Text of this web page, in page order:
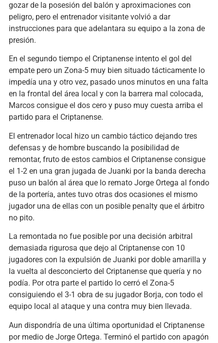
gozar de la posesión del balón y aproximaciones con
peligro, pero el entrenador visitante volvió a dar
instrucciones para que adelantara su equipo a la zona de
presión.
En el segundo tiempo el Criptanense intento el gol del
empate pero un Zona-5 muy bien situado tácticamente lo
impedía una y otro vez, pasado unos minutos en una falta
en la frontal del área local y con la barrera mal colocada,
Marcos consigue el dos cero y puso muy cuesta arriba el
partido para el Criptanense.
El entrenador local hizo un cambio táctico dejando tres
defensas y de hombre buscando la posibilidad de
remontar, fruto de estos cambios el Criptanense consigue
el 1-2 en una gran jugada de Juanki por la banda derecha
puso un balón al área que lo remato Jorge Ortega al fondo
de la portería, antes tuvo otras dos ocasiones el mismo
jugador una de ellas con un posible penalty que el árbitro
no pito.
La remontada no fue posible por una decisión arbitral
demasiada rigurosa que dejo al Criptanense con 10
jugadores con la expulsión de Juanki por doble amarilla y
la vuelta al desconcierto del Criptanense que quería y no
podía. Por otra parte el partido lo cerró el Zona-5
consiguiendo el 3-1 obra de su jugador Borja, con todo el
equipo local al ataque y una contra muy bien llevada.
Aun dispondría de una última oportunidad el Criptanense
por medio de Jorge Ortega. Terminó el partido con apagón